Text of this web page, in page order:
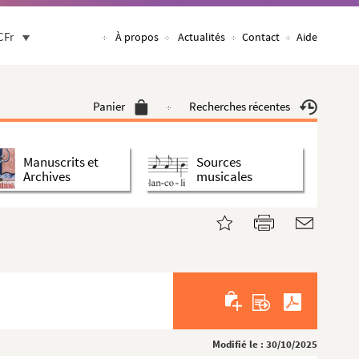
À propos Actualités Contact Aide
Panier Recherches récentes
Manuscrits et
Archives
Sources
musicales
Modifié le : 30/10/2025